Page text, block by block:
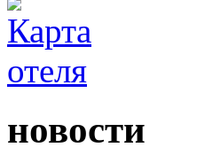
новости